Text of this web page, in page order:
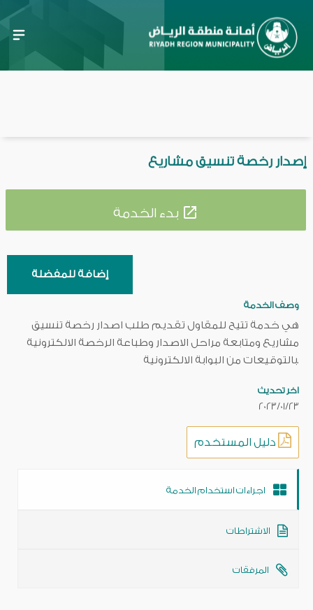
إصدار رخصة تنسيق مشاريع
launch بدء الخدمة
وصف الخدمة
هي خدمة تتيح للمقاول تقديم طلب اصدار رخصة تنسيق
مشاريع ومتابعة مراحل الاصدار وطباعة الرخصة الالكترونية
بالتوقيعات من البوابة الالكترونية.
اخر تحديث
2023/01/23
دليل المستخدم
اجراءات استخدام الخدمة
الاشتراطات
المرفقات